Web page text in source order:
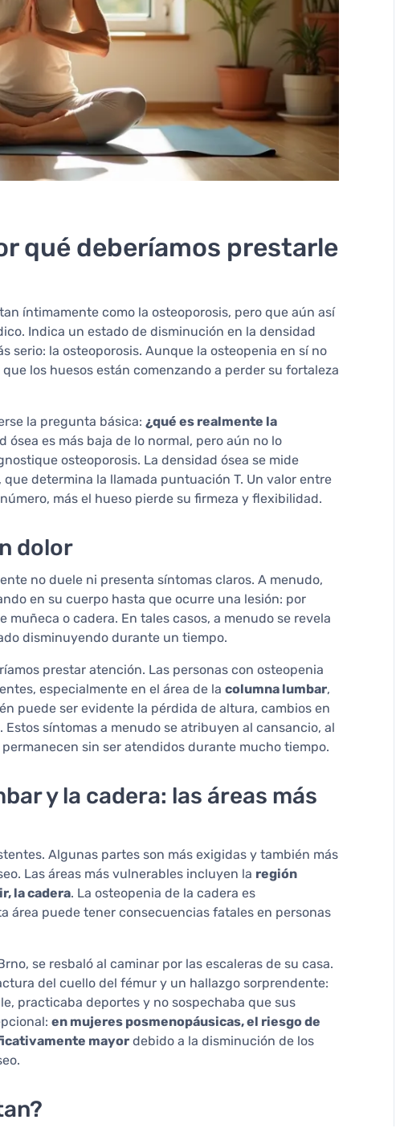
qué deberíamos prestarle
íntimamente como la osteoporosis, pero que aún así
Indica un estado de disminución en la densidad
serio: la osteoporosis. Aunque la osteopenia en sí no
los huesos están comenzando a perder su fortaleza
la pregunta básica: ¿qué es realmente la
es más baja de lo normal, pero aún no lo
osteoporosis. La densidad ósea se mide
determina la llamada puntuación T. Un valor entre
más el hueso pierde su firmeza y flexibilidad.
dolor
no duele ni presenta síntomas claros. A menudo,
en su cuerpo hasta que ocurre una lesión: por
o cadera. En tales casos, a menudo se revela
disminuyendo durante un tiempo.
prestar atención. Las personas con osteopenia
especialmente en el área de la columna lumbar,
puede ser evidente la pérdida de altura, cambios en
síntomas a menudo se atribuyen al cansancio, al
sin ser atendidos durante mucho tiempo.
y la cadera: las áreas más
Algunas partes son más exigidas y también más
Las áreas más vulnerables incluyen la región
la cadera. La osteopenia de la cadera es
área puede tener consecuencias fatales en personas
se resbaló al caminar por las escaleras de su casa.
del cuello del fémur y un hallazgo sorprendente:
practicaba deportes y no sospechaba que sus
en mujeres posmenopáusicas, el riesgo de
mayor debido a la disminución de los